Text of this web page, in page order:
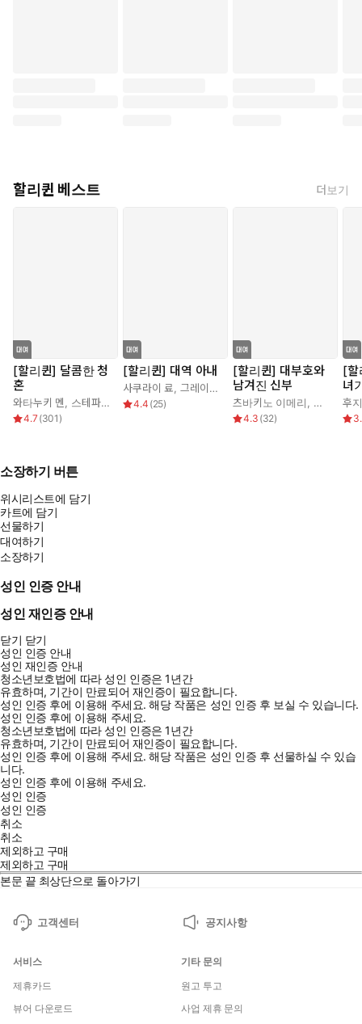
할리퀸 베스트 더보기
[할리퀸] 달콤한 청
혼
와타누키 멘 스테파니 로렌스
4.7 (301 )
[할리퀸] 대역 아내
사쿠라이 료 그레이스 그린
4.4 (25)
[할리퀸] 대부호와
남겨진 신부
츠바키노 이메리 케이트 휴
4.3 (32)
[할
녀
후
소장하기 버튼
위시리스트에 담기
카트에 담기
선물하기
대여하기
소장하기
성인 인증 안내
성인 재인증 안내
닫기 닫기
성인 인증 안내
성인 재인증 안내
청소년보호법에 따라 성인 인증은 1년간
유효하며, 기간이 만료되어 재인증이 필요합니다.
성인 인증 후에 이용해 주세요.해당 작품은 성인 인증 후 보실 수 있습니다.
성인 인증 후에 이용해 주세요.
청소년보호법에 따라 성인 인증은 1년간
유효하며, 기간이 만료되어 재인증이 필요합니다.
성인 인증 후에 이용해 주세요.해당 작품은 성인 인증 후 선물하실 수 있습
니다.
성인 인증 후에 이용해 주세요.
성인 인증
성인 인증
취소
취소
제외하고 구매
제외하고 구매
본문 끝 최상단으로 돌아가기
고객센터 공지사항
서비스
제휴카드
뷰어 다운로드
기타 문의
원고 투고
사업 제휴 문의